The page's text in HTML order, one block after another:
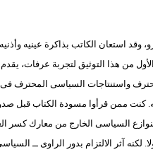
استعان الكاتب بذاكرة عينيه
من هذا التوثيق لتجربة عرفات، يقدم
واستنتاجات السياسى المحترف
كنت ممن قرأوا مسودة الكتاب قبل
السياسى الخارج من معارك كسر
آثر الالتزام بدور الراوى ــ